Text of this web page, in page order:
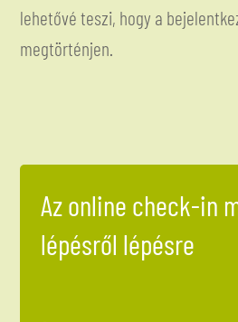
lehetővé teszi, hogy a
megtörténjen.
Az online check-in
lépésről lépésre